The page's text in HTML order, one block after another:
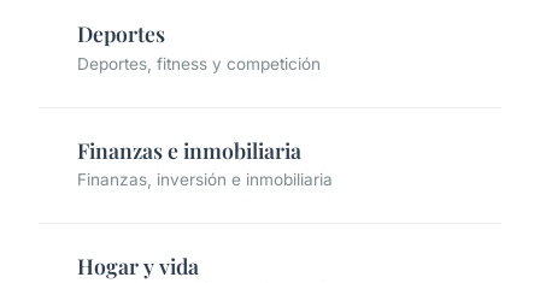
Deportes
Deportes, fitness y competición
Finanzas e inmobiliaria
Finanzas, inversión e inmobiliaria
Hogar y vida